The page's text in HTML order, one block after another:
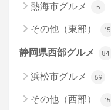
熱海市グルメ 5
その他（東部） 15
静岡県西部グルメ 84
浜松市グルメ 69
その他（西部） 15